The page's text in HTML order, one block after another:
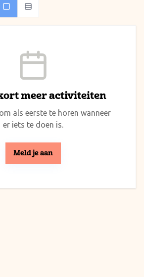
meer activiteiten
als eerste te horen wanneer
er iets te doen is.
Meld je aan